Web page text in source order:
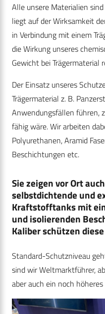
Alle unsere Materialien
liegt auf der Wirksamkeit
in Verbindung mit einem
die Wirkung unseres
Gewicht bei Trägermaterial
Der Einsatz unseres
Trägermaterial z. B.
Anwendungsfällen führen,
fähig wäre. Wir arbeiten
Polyurethanen, Aramid
Beschichtungen etc.
Sie zeigen vor Ort
selbstdichtende und
Kraftstofftanks mit
und isolierenden
Kaliber schützen
Standard-Schutzniveau
sind wir Weltmarktführer,
aber auch ein noch